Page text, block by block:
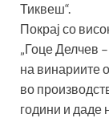
Тиквеш“.
Покрај со
„Гоце Делчев
на винариите
во
години и даде